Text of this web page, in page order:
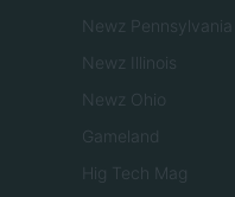
Newz Pennsylvania
Newz Illinois
Newz Ohio
Gameland
Hig Tech Mag